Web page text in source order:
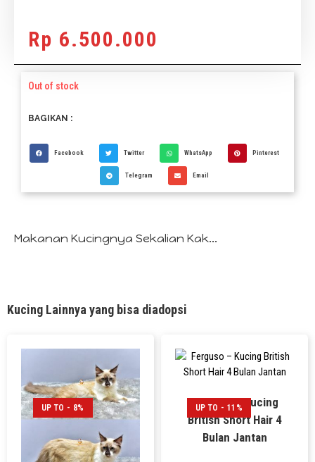
Rp 6.500.000
Out of stock
BAGIKAN :
Facebook Twitter WhatsApp Pinterest
Telegram Email
Makanan Kucingnya Sekalian Kak...
Kucing Lainnya yang bisa diadopsi
UP TO - 8% UP TO - 11%
Ferguso – Kucing
British Short Hair 4
Bulan Jantan